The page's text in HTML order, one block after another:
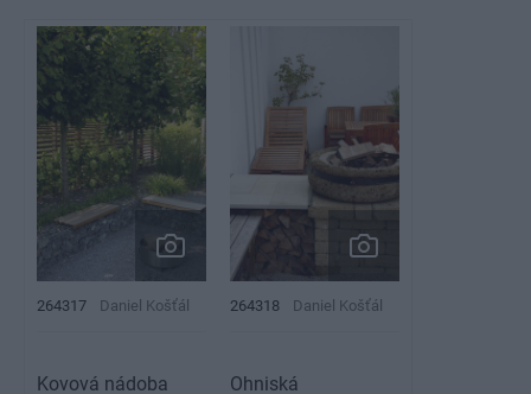
264317 Daniel Košťál 264318 Daniel Košťál
Kovová nádoba
Ohniská